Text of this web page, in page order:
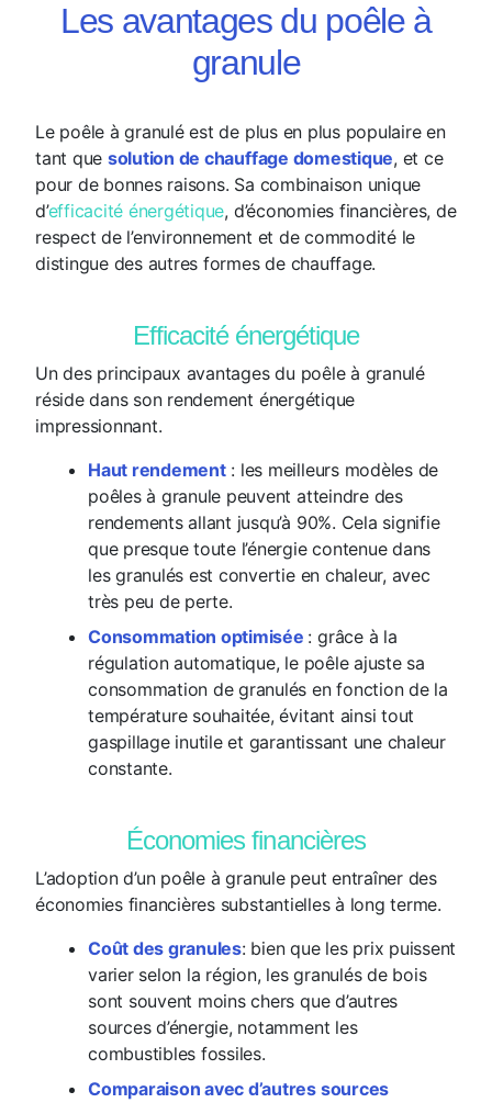
Les avantages du poêle à
granule
Le poêle à granulé est de plus en plus populaire en
tant que solution de chauffage domestique, et ce
pour de bonnes raisons. Sa combinaison unique
d’efficacité énergétique, d’économies financières, de
respect de l’environnement et de commodité le
distingue des autres formes de chauffage.
Efficacité énergétique
Un des principaux avantages du poêle à granulé
réside dans son rendement énergétique
impressionnant.
Haut rendement: les meilleurs modèles de
poêles à granule peuvent atteindre des
rendements allant jusqu’à 90%. Cela signifie
que presque toute l’énergie contenue dans
les granulés est convertie en chaleur, avec
très peu de perte.
Consommation optimisée : grâce à la
régulation automatique, le poêle ajuste sa
consommation de granulés en fonction de la
température souhaitée, évitant ainsi tout
gaspillage inutile et garantissant une chaleur
constante.
Économies financières
L’adoption d’un poêle à granule peut entraîner des
économies financières substantielles à long terme.
Coût des granules: bien que les prix puissent
varier selon la région, les granulés de bois
sont souvent moins chers que d’autres
sources d’énergie, notamment les
combustibles fossiles.
Comparaison avec d’autres sources